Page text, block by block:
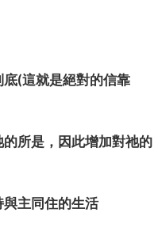
(這就是絕對的信靠
所是，因此增加對祂的
主同住的生活